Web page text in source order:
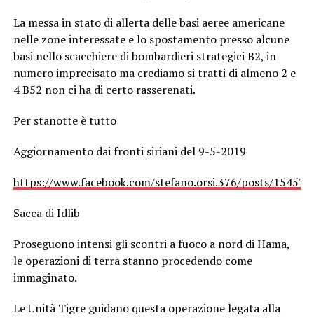
La messa in stato di allerta delle basi aeree americane
nelle zone interessate e lo spostamento presso alcune
basi nello scacchiere di bombardieri strategici B2, in
numero imprecisato ma crediamo si tratti di almeno 2 e
4 B52 non ci ha di certo rasserenati.
Per stanotte è tutto
Aggiornamento dai fronti siriani del 9-5-2019
https://www.facebook.com/stefano.orsi.376/posts/
Sacca di Idlib
Proseguono intensi gli scontri a fuoco a nord di Hama,
le operazioni di terra stanno procedendo come
immaginato.
Le Unità Tigre guidano questa operazione legata alla